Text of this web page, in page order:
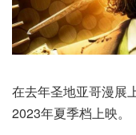
在去年圣地亚哥漫展
2023年夏季档上映。